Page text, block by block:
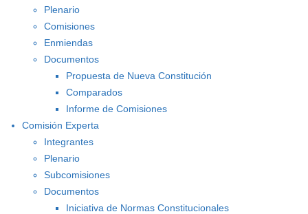
Plenario
Comisiones
Enmiendas
Documentos
Propuesta de Nueva Constitución
Comparados
Informe de Comisiones
Comisión Experta
Integrantes
Plenario
Subcomisiones
Documentos
Iniciativa de Normas Constitucionales